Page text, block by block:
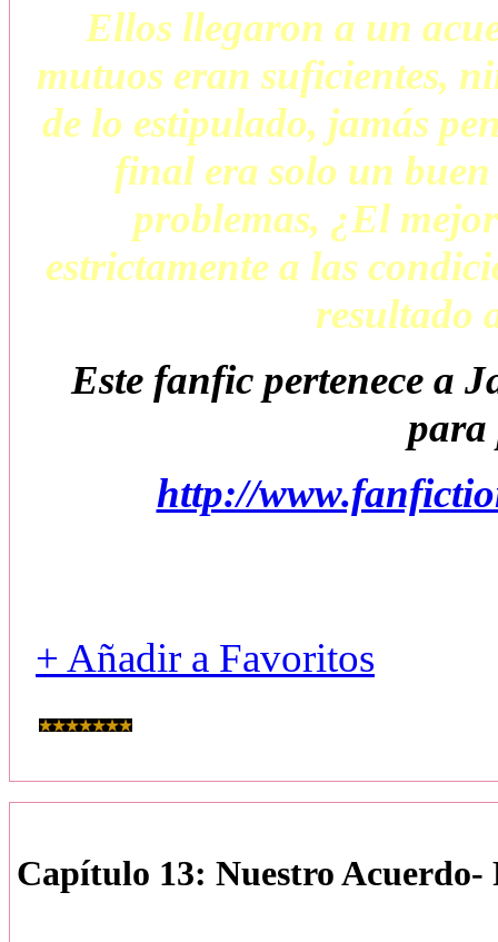
Ellos llegaron a un
mutuos eran suficientes,
de lo estipulado, jamás
final era solo un
problemas, ¿El
estrictamente a las
resultado
Este fanfic pertenece a
http://
+ Añadir a Favoritos
Capítulo 13: Nuestro Acuerdo-